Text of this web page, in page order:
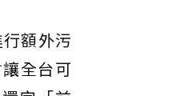
額外污
全台可